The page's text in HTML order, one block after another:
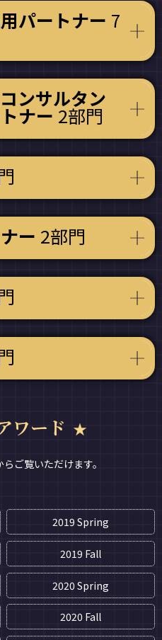
パートナー 7
ンサルタン
ナー 2部門
ー 2部門
ワード
ご覧いただけます。
2019 Spring
2019 Fall
2020 Spring
2020 Fall